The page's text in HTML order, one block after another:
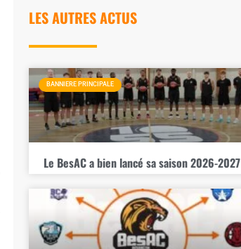
LES AUTRES ACTUS
BANNIERE PRINCIPALE
Le BesAC a bien lancé sa saison 2026-2027